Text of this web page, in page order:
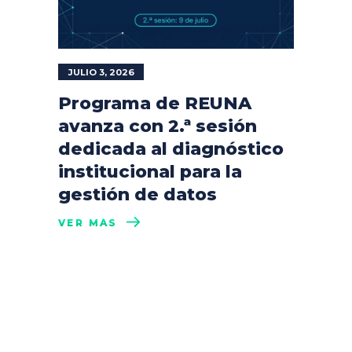
JULIO 3, 2026
Programa de REUNA
avanza con 2.ª sesión
dedicada al diagnóstico
institucional para la
gestión de datos
VER MÁS